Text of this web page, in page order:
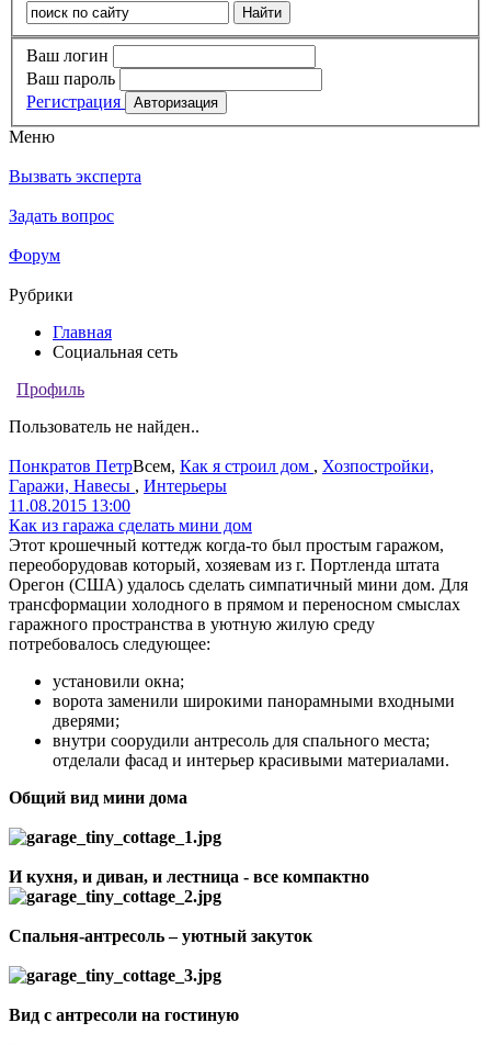
Ваш логин
Ваш пароль
Регистрация
Меню
Вызвать эксперта
Задать вопрос
Форум
Рубрики
Главная
Социальная сеть
Профиль
Пользователь не найден..
Понкратов ПетрВсем, Как я строил дом , Хозпостройки,
Гаражи, Навесы , Интерьеры
11.08.2015 13:00
Как из гаража сделать мини дом
Этот крошечный коттедж когда-то был простым гаражом,
переоборудовав который, хозяевам из г. Портленда штата
Орегон (США) удалось сделать симпатичный мини дом. Для
трансформации холодного в прямом и переносном смыслах
гаражного пространства в уютную жилую среду
потребовалось следующее:
установили окна;
ворота заменили широкими панорамными входными
дверями;
внутри соорудили антресоль для спального места;
отделали фасад и интерьер красивыми материалами.
Общий вид мини дома
И кухня, и диван, и лестница - все компактно
Спальня-антресоль – уютный закуток
Вид с антресоли на гостиную